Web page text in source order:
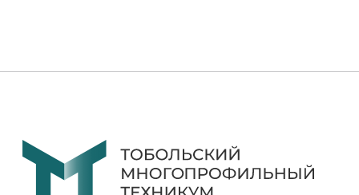
Сведения об образовательной
организации